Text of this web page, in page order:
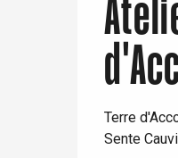
Terre
Sente